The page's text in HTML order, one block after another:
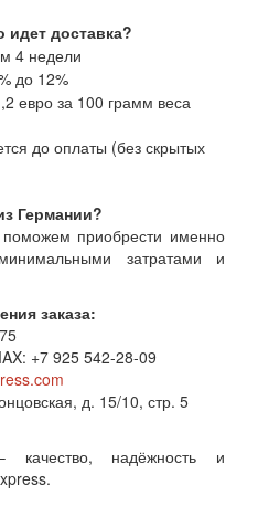
идет доставка?
4 недели
до 12%
евро за 100 грамм веса
до оплаты (без скрытых
Германии?
приобрести именно
затратами и
заказа:
+7 925 542-28-09
д. 15/10, стр. 5
надёжность и